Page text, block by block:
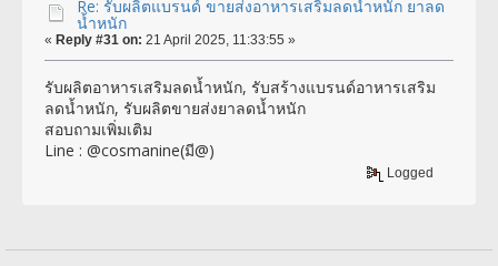
Re: รับผลิตแบรนด์ ขายส่งอาหารเสริมลดน้ำหนัก ยาลด
น้ำหนัก
« Reply #31 on: 21 April 2025, 11:33:55 »
รับผลิตอาหารเสริมลดน้ำหนัก, รับสร้างแบรนด์อาหารเสริม
ลดน้ำหนัก, รับผลิตขายส่งยาลดน้ำหนัก
สอบถามเพิ่มเติม
Line : @cosmanine(มี@)
Logged